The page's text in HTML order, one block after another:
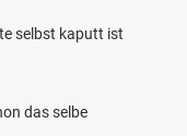
selbst kaputt ist
das selbe